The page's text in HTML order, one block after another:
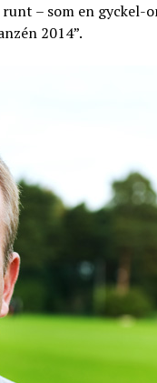
– som en gyckel-
2014”.